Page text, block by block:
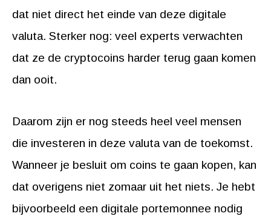
dat niet direct het einde van deze digitale
valuta. Sterker nog: veel experts verwachten
dat ze de cryptocoins harder terug gaan komen
dan ooit.
Daarom zijn er nog steeds heel veel mensen
die investeren in deze valuta van de toekomst.
Wanneer je besluit om coins te gaan kopen, kan
dat overigens niet zomaar uit het niets. Je hebt
bijvoorbeeld een digitale portemonnee nodig